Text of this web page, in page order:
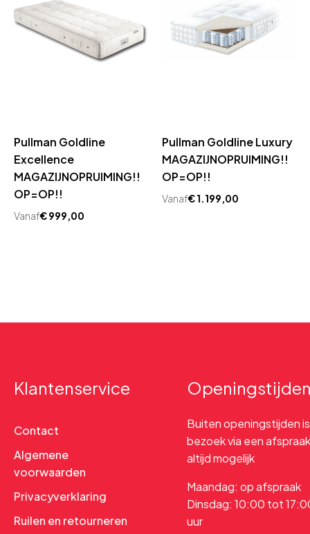
Pullman Goldline
Excellence
MAGAZIJNOPRUIMING!!
OP=OP!!
Vanaf€999,00
Pullman Goldline Luxury
MAGAZIJNOPRUIMING!!
OP=OP!!
Vanaf€1.199,00
Klantenservice
Contact
Algemene
voorwaarden
Privacyverklaring
Ruilen en retourneren
Buiten openingstijden is
bezoek via een afspraak
altijd mogelijk
Maandag: op afspraak
Dinsdag: 10:00 tot
uur